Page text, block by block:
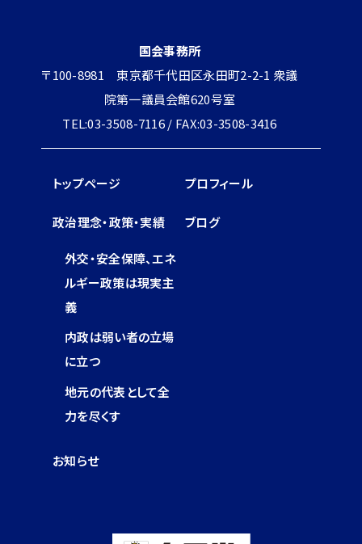
国会事務所
〒100-8981 東京都千代田区永田町2-2-1 衆議
院第一議員会館620号室
TEL:03-3508-7116 / FAX:03-3508-3416
トップページ プロフィール
政治理念・政策・実績
外交・安全保障、エネ
ルギー政策は現実主
義
内政は弱い者の立場
に立つ
地元の代表として全
力を尽くす
ブログ
お知らせ